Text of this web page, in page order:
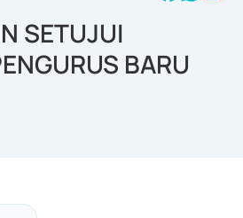
SETUJUI
BARU